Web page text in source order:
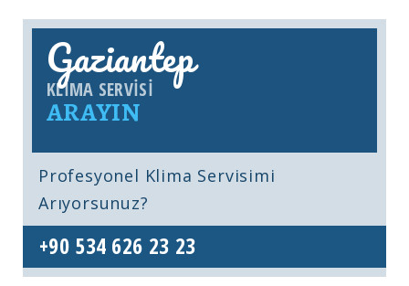
Gaziantep
KLIMA SERVISI
ARAYIN
Profesyonel Klima Servisimi
Arıyorsunuz?
+90 534 626 23 23